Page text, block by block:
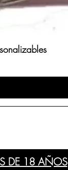
DE 18 AÑOS